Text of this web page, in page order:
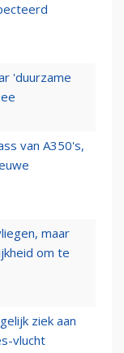
'duurzame
van A350's,
maar
om te
ziek aan
vlucht